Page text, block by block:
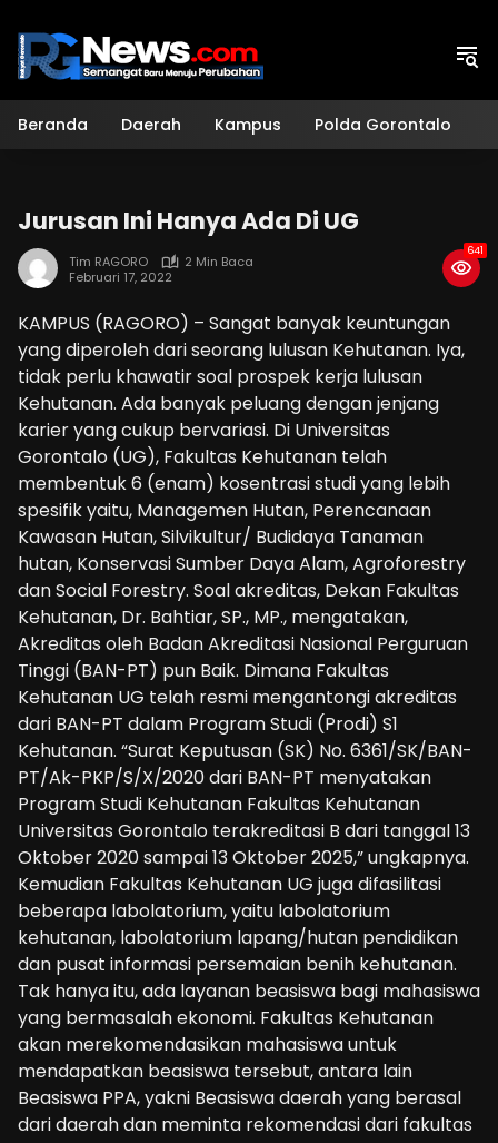
konten
Beranda Daerah Kampus Polda Gorontalo
Jurusan Ini Hanya Ada Di UG
Tim RAGORO
2 Min Baca
Februari 17, 2022
641
KAMPUS (RAGORO) – Sangat banyak keuntungan
yang diperoleh dari seorang lulusan Kehutanan. Iya,
tidak perlu khawatir soal prospek kerja lulusan
Kehutanan. Ada banyak peluang dengan jenjang
karier yang cukup bervariasi. Di Universitas
Gorontalo (UG), Fakultas Kehutanan telah
membentuk 6 (enam) kosentrasi studi yang lebih
spesifik yaitu, Managemen Hutan, Perencanaan
Kawasan Hutan, Silvikultur/ Budidaya Tanaman
hutan, Konservasi Sumber Daya Alam, Agroforestry
dan Social Forestry. Soal akreditas, Dekan Fakultas
Kehutanan, Dr. Bahtiar, SP., MP., mengatakan,
Akreditas oleh Badan Akreditasi Nasional Perguruan
Tinggi (BAN-PT) pun Baik. Dimana Fakultas
Kehutanan UG telah resmi mengantongi akreditas
dari BAN-PT dalam Program Studi (Prodi) S1
Kehutanan. “Surat Keputusan (SK) No. 6361/SK/BAN-
PT/Ak-PKP/S/X/2020 dari BAN-PT menyatakan
Program Studi Kehutanan Fakultas Kehutanan
Universitas Gorontalo terakreditasi B dari tanggal 13
Oktober 2020 sampai 13 Oktober 2025,” ungkapnya.
Kemudian Fakultas Kehutanan UG juga difasilitasi
beberapa labolatorium, yaitu labolatorium
kehutanan, labolatorium lapang/hutan pendidikan
dan pusat informasi persemaian benih kehutanan.
Tak hanya itu, ada layanan beasiswa bagi mahasiswa
yang bermasalah ekonomi. Fakultas Kehutanan
akan merekomendasikan mahasiswa untuk
mendapatkan beasiswa tersebut, antara lain
Beasiswa PPA, yakni Beasiswa daerah yang berasal
dari daerah dan meminta rekomendasi dari fakultas